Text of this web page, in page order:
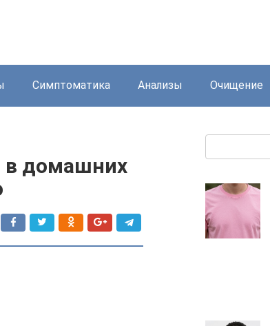
Симптоматика Анализы Очищение
в домашних